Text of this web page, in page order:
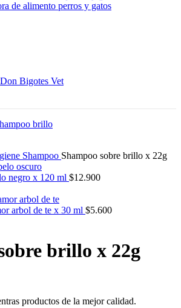
de alimento perros y gatos
Shampoo Shampoo sobre brillo x 22g
negro x 120 ml $12.900
arbol de te x 30 ml $5.600
brillo x 22g
productos de la mejor calidad.